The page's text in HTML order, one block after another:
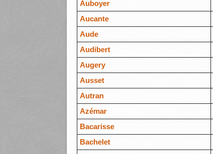
Auboyer
Aucante
Aude
Audibert
Augery
Ausset
Autran
Azémar
Bacarisse
Bachelet